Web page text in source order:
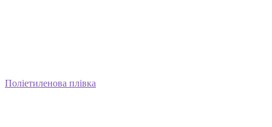
Поліетиленова плівка